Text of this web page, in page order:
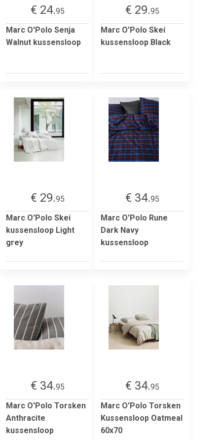
€ 24.95
Marc O'Polo Senja
Walnut kussensloop
€ 29.95
Marc O'Polo Skei
kussensloop Black
€ 29.95
Marc O'Polo Skei
kussensloop Light
grey
€ 34.95
Marc O'Polo Rune
Dark Navy
kussensloop
€ 34.95
Marc O'Polo Torsken
Anthracite
kussensloop
€ 34.95
Marc O'Polo Torsken
Kussensloop Oatmeal
60x70